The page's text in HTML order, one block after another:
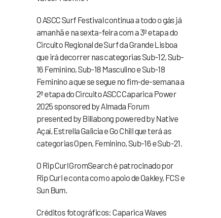
O ASCC Surf Festival continua a todo o gás já
amanhã e na sexta-feira com a 3ª etapa do
Circuito Regional de Surf da Grande Lisboa
que irá decorrer nas categorias Sub-12, Sub-
16 Feminino, Sub-18 Masculino e Sub-18
Feminino a que se segue no fim-de-semana a
2ª etapa do Circuito ASCC Caparica Power
2025 sponsored by Almada Forum
presented by Billabong powered by Native
Açaí, Estrella Galicia e Go Chill que terá as
categorias Open, Feminino, Sub-16 e Sub-21.
O Rip Curl GromSearch é patrocinado por
Rip Curl e conta com o apoio de Oakley, FCS e
Sun Bum.
Créditos fotográficos: Caparica Waves